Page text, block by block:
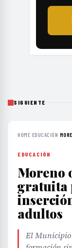
SIGUIENTE
HOME›EDUCACIÓN›
EDUCACIÓN
Moreno
gratuita
adultos
El Municipio